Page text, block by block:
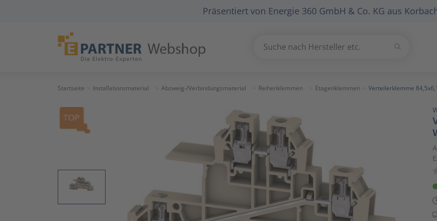
Präsentiert von Energie 360 GmbH & Co. KG aus
Suchen
up
down
arrows
select
result.
Press
to
go
Startseite Installationsmaterial Abzweig-/Verbindungsmaterial Reihenklemmen Etagenklemmen Verteilerklemme